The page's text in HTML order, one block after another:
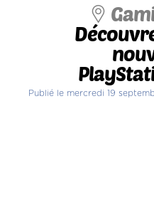
Publié le mercredi 19